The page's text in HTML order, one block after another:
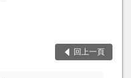
回上一頁